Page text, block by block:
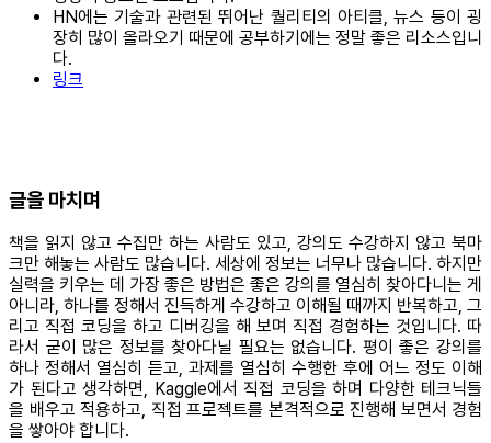
HN에는 기술과 관련된 뛰어난 퀄리티의 아티클, 뉴스 등이 굉
장히 많이 올라오기 때문에 공부하기에는 정말 좋은 리소스입니
다.
링크
글을 마치며
책을 읽지 않고 수집만 하는 사람도 있고, 강의도 수강하지 않고 북마
크만 해놓는 사람도 많습니다. 세상에 정보는 너무나 많습니다. 하지만
실력을 키우는 데 가장 좋은 방법은 좋은 강의를 열심히 찾아다니는 게
아니라, 하나를 정해서 진득하게 수강하고 이해될 때까지 반복하고, 그
리고 직접 코딩을 하고 디버깅을 해 보며 직접 경험하는 것입니다. 따
라서 굳이 많은 정보를 찾아다닐 필요는 없습니다. 평이 좋은 강의를
하나 정해서 열심히 듣고, 과제를 열심히 수행한 후에 어느 정도 이해
가 된다고 생각하면, Kaggle에서 직접 코딩을 하며 다양한 테크닉들
을 배우고 적용하고, 직접 프로젝트를 본격적으로 진행해 보면서 경험
을 쌓아야 합니다.